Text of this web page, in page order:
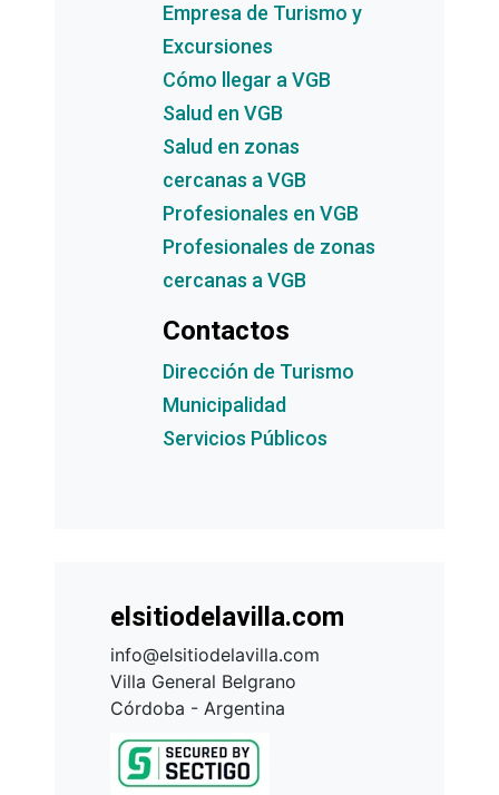
Empresa de Turismo y
Excursiones
Cómo llegar a VGB
Salud en VGB
Salud en zonas
cercanas a VGB
Profesionales en VGB
Profesionales de zonas
cercanas a VGB
Contactos
Dirección de Turismo
Municipalidad
Servicios Públicos
elsitiodelavilla.com
info@elsitiodelavilla.com
Villa General Belgrano
Córdoba - Argentina